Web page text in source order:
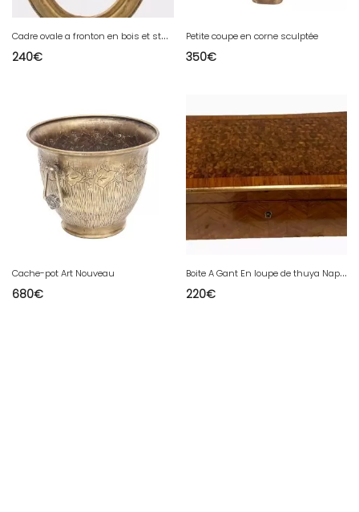
C
adre ovale a fronton en bois et stuck doré XIX siècle
240€
Petite coupe en corne sculptée
350€
Cache-pot Art Nouveau
680€
B
oite A Gant En loupe de thuya Napoléon III Marqueterie Boulle XIX siècle
220€